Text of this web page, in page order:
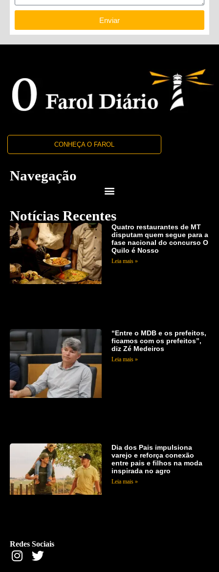
Enviar
CONHEÇA O FAROL
Navegação
Notícias Recentes
Quatro restaurantes de MT
disputam quem segue para a
fase nacional do concurso O
Quilo é Nosso
Leia mais »
“Entre o MDB e os prefeitos,
ficamos com os prefeitos”,
diz Zé Medeiros
Leia mais »
Dia dos Pais impulsiona
varejo e reforça conexão
entre pais e filhos na moda
inspirada no agro
Leia mais »
Redes Sociais